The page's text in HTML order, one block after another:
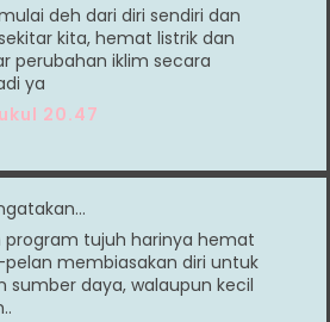
deh dari diri sendiri dan
kita, hemat listrik dan
perubahan iklim secara
ya
20.47
program tujuh harinya hemat
membiasakan diri untuk
sumber daya, walaupun kecil